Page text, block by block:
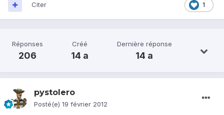
1
Citer
Réponses
206
Créé
14 a
Dernière réponse
14 a
pystolero
Posté(e) 19 février 2012